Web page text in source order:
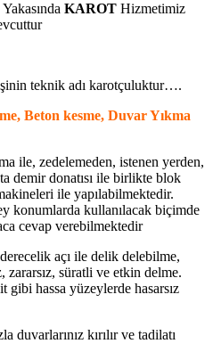
KAROTHizmetimiz
teknik adı karotçuluktur….
Beton kesme, Duvar Yıkma
ile, zedelemeden, istenen yerden,
demir donatısı ile birlikte blok
ile yapılabilmektedir.
konumlarda kullanılacak biçimde
cevap verebilmektedir
açı ile delik delebilme,
zararsız, süratli ve etkin delme.
gibi hassa yüzeylerde hasarsız
duvarlarınız kırılır ve tadilatı